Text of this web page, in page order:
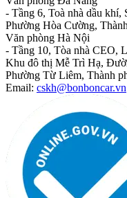
- Tầng 6, Toà nhà dầu khí,
Phường Hòa Cường,
Văn phòng Hà Nội
- Tầng 10, Tòa nhà CEO,
Khu đô thị Mễ Trì Hạ,
Phường Từ Liêm, Thành
Email: cskh@bonboncar.vn